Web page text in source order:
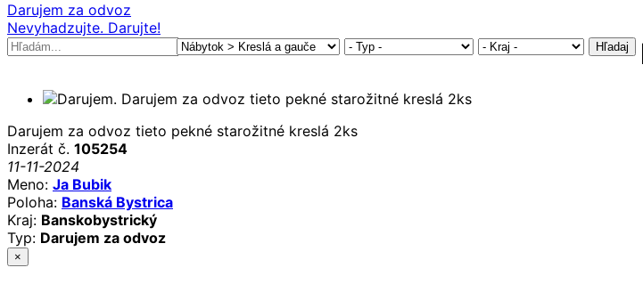
Darujem za odvoz
Nevyhadzujte. Darujte!
Hľadaj
Darujem za odvoz tieto pekné starožitné kreslá 2ks
Inzerát č. 105254
11-11-2024
Meno: Ja Bubik
Poloha: Banská Bystrica
Kraj: Banskobystrický
Typ: Darujem za odvoz
×